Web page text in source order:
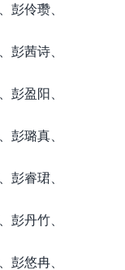
彭伶瓒、
彭茜诗、
彭盈阳、
彭璐真、
彭睿珺、
彭丹竹、
彭悠冉、